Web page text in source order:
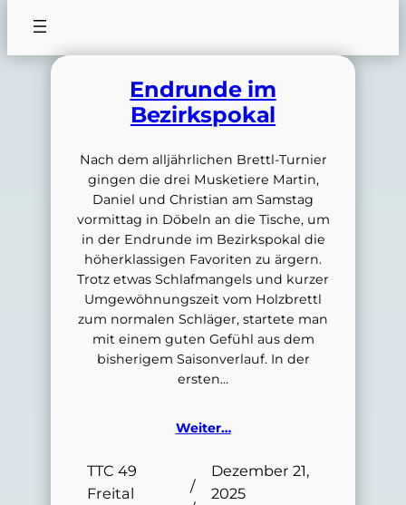
Endrunde im
Bezirkspokal
Nach dem alljährlichen Brettl-Turnier
gingen die drei Musketiere Martin,
Daniel und Christian am Samstag
vormittag in Döbeln an die Tische, um
in der Endrunde im Bezirkspokal die
höherklassigen Favoriten zu ärgern.
Trotz etwas Schlafmangels und kurzer
Umgewöhnungszeit vom Holzbrettl
zum normalen Schläger, startete man
mit einem guten Gefühl aus dem
bisherigem Saisonverlauf. In der
ersten…
Weiter…
TTC 49
Freital
/
Dezember 21,
2025